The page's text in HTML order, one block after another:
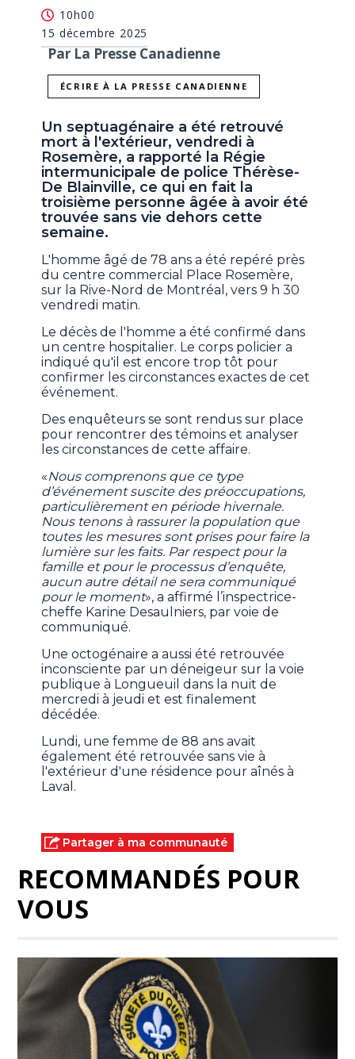
10h00
15 décembre 2025
Par La Presse Canadienne
ÉCRIRE À LA PRESSE CANADIENNE
Un septuagénaire a été retrouvé
mort à l'extérieur, vendredi à
Rosemère, a rapporté la Régie
intermunicipale de police Thérèse-
De Blainville, ce qui en fait la
troisième personne âgée à avoir été
trouvée sans vie dehors cette
semaine.
L'homme âgé de 78 ans a été repéré près
du centre commercial Place Rosemère,
sur la Rive-Nord de Montréal, vers 9 h 30
vendredi matin.
Le décès de l'homme a été confirmé dans
un centre hospitalier. Le corps policier a
indiqué qu'il est encore trop tôt pour
confirmer les circonstances exactes de cet
événement.
Des enquêteurs se sont rendus sur place
pour rencontrer des témoins et analyser
les circonstances de cette affaire.
«Nous comprenons que ce type
d’événement suscite des préoccupations,
particulièrement en période hivernale.
Nous tenons à rassurer la population que
toutes les mesures sont prises pour faire la
lumière sur les faits. Par respect pour la
famille et pour le processus d’enquête,
aucun autre détail ne sera communiqué
pour le moment», a affirmé l’inspectrice-
cheffe Karine Desaulniers, par voie de
communiqué.
Une octogénaire a aussi été retrouvée
inconsciente par un déneigeur sur la voie
publique à Longueuil dans la nuit de
mercredi à jeudi et est finalement
décédée.
Lundi, une femme de 88 ans avait
également été retrouvée sans vie à
l'extérieur d'une résidence pour aînés à
Laval.
Partager à ma communauté
RECOMMANDÉS POUR
VOUS